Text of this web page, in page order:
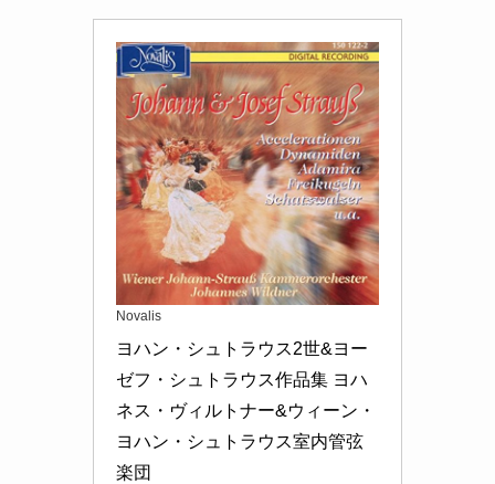
Novalis
ヨハン・シュトラウス2世&ヨー
ゼフ・シュトラウス作品集 ヨハ
ネス・ヴィルトナー&ウィーン・
ヨハン・シュトラウス室内管弦
楽団